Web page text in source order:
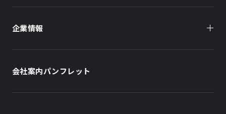
オフィスビル
住まい（社宅・賃貸住宅）
学校・教育施設
住まい（賃貸住宅）
企業情報
会社案内パンフレット